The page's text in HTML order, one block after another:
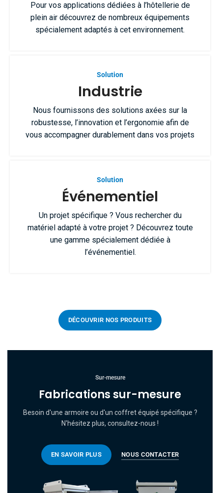
Pour vos applications dédiées à l’hôtellerie de
plein air découvrez de nombreux équipements
spécialement adaptés à cet environnement.
Solution
Industrie
Nous fournissons des solutions axées sur la
robustesse, l’innovation et l’ergonomie afin de
vous accompagner durablement dans vos projets
Solution
Événementiel
Un projet spécifique ? Vous rechercher du
matériel adapté à votre projet ? Découvrez toute
une gamme spécialement dédiée à
l’événementiel.
DÉCOUVRIR NOS PRODUITS
Sur-mesure
Fabrications sur-mesure
Besoin d'une armoire ou d'un coffret équipé spécifique ?
N'hésitez plus, consultez-nous !
EN SAVOIR PLUS NOUS CONTACTER